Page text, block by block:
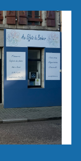
3 rue
43/34/20/40